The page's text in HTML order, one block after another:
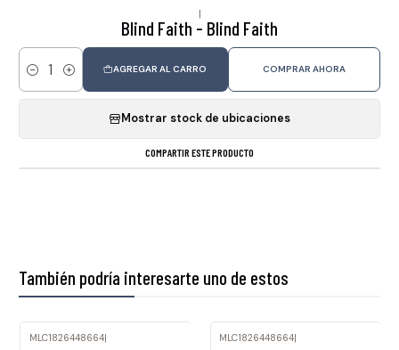
|
Blind Faith - Blind Faith
Cantidad
AGREGAR AL CARRO COMPRAR AHORA
Mostrar stock de ubicaciones
COMPARTIR ESTE PRODUCTO
También podría interesarte uno de estos
MLC1826448664| MLC1826448664|